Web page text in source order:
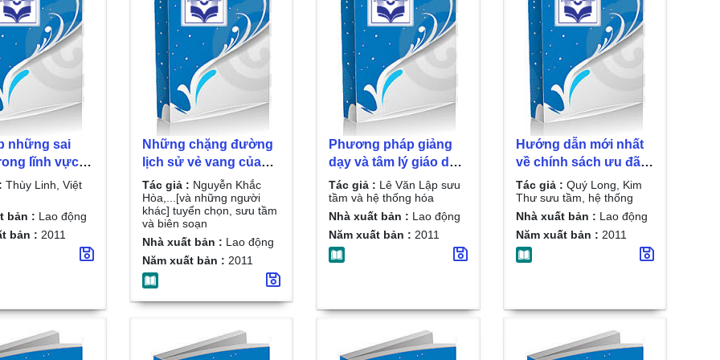
những sai
lĩnh vực
xây dựng -
rủi ro
doanh bất
Thùy Linh,
Thùy Linh, Việt
bản : Lao động
bản : 2011
Những chặng đường
lịch sử vẻ vang của
giai cấp công nhân và
tổ chức công đoàn
Việt Nam (1929-2011)/
Nguyễn Khắc Hòa,...
[và những người
khác] tuyển chọn, sưu
tầm và biên soạn
Tác giả : Nguyễn Khắc
Hòa,...[và những người
khác] tuyển chọn, sưu tầm
và biên soạn
Nhà xuất bản : Lao động
Năm xuất bản : 2011
Phương pháp giảng
dạy và tâm lý giáo dục
trong trường học - kỹ
năng quản lý và giảng
dạy đạt hiệu quả cao/
Lê Văn Lập sưu tầm
và hệ thống hóa
Tác giả : Lê Văn Lập sưu
tầm và hệ thống hóa
Nhà xuất bản : Lao động
Năm xuất bản : 2011
Hướng dẫn mới nhất
về chính sách ưu đãi
và chế độ phụ cấp
thâm niên đối với nhà
giáo/ Quý Long, Kim
Thư sưu tầm, hệ
thống
Tác giả : Quý Long, Kim
Thư sưu tầm, hệ thống
Nhà xuất bản : Lao động
Năm xuất bản : 2011